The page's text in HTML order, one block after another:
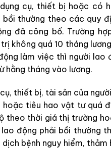
cụ, thiết bị hoặc có
bồi thường theo các quy
đã công bố. Trường
không quá 10 tháng
làm việc thì người lao
hằng tháng vào lương.
thiết bị, tài sản của
tiêu hao vật tư quá
theo thời giá thị trường
động phải bồi thường
bệnh nguy hiểm,